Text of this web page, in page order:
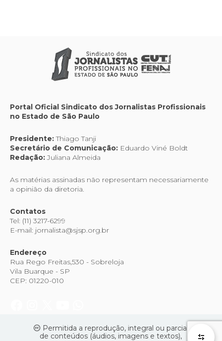
Portal Oficial Sindicato dos Jornalistas Profissionais
no Estado de São Paulo
Presidente:Thiago Tanji
Secretário de Comunicação: Eduardo Viné Boldt
Redação:Juliana Almeida
As matérias assinadas não representam necessariamente
a opinião da diretoria.
Contatos
Tel: (11) 3217-6299
E-mail: jornalista@sjsp.org.br
Endereço
Rua Rego Freitas,530 - Sobreloja
Vila Buarque - SP
CEP: 01220-010
Permitida a reprodução, integral ou parcial
de conteúdos (áudios, imagens e textos),